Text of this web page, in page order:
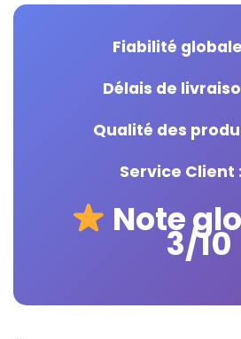
Fiabilité
Délais de
Qualité des
Service Client :
Note
3/10